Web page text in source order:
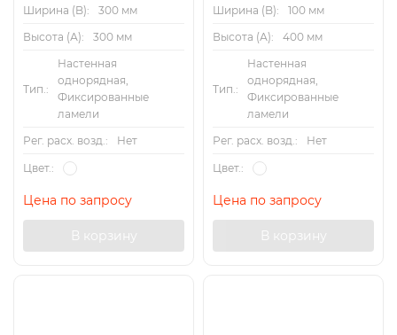
Ширина (B):
300 мм
Высота (А):
300 мм
Тип.:
Настенная
однорядная,
Фиксированные
ламели
Рег. расх. возд.:
Нет
Цвет.:
Цена по запросу
В корзину
Ширина (B):
100 мм
Высота (А):
400 мм
Тип.:
Настенная
однорядная,
Фиксированные
ламели
Рег. расх. возд.:
Нет
Цвет.:
Цена по запросу
В корзину